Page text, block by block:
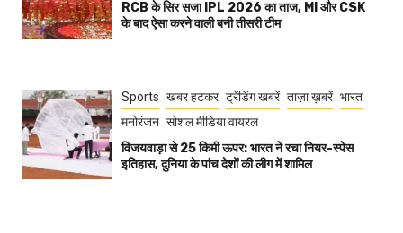
RCB के सिर सजा IPL 2026 का ताज, MI और CSK
के बाद ऐसा करने वाली बनी तीसरी टीम
Sports खबर हटकर ट्रेंडिंग खबरें ताज़ा ख़बरें भारत
मनोरंजन सोशल मीडिया वायरल
विजयवाड़ा से 25 किमी ऊपर: भारत ने रचा नियर-स्पेस
इतिहास, दुनिया के पांच देशों की लीग में शामिल